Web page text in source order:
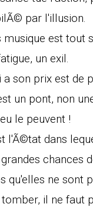
par l'illusion.
musique est tout
un exil.
a son prix est de
un pont, non
le peuvent !
l'Ã©tat dans
chances
qu'elles ne sont
il ne faut